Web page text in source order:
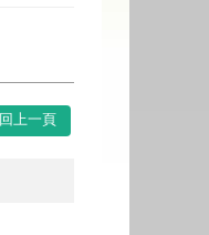
回上一頁